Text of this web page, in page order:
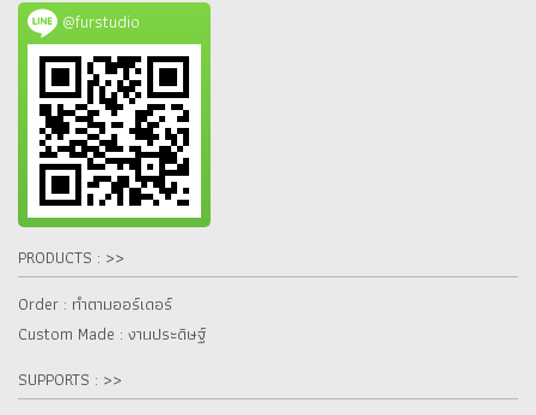
@furstudio
PRODUCTS : >>
Order : ทำตามออร์เดอร์
Custom Made : งานประดิษฐ์
SUPPORTS : >>